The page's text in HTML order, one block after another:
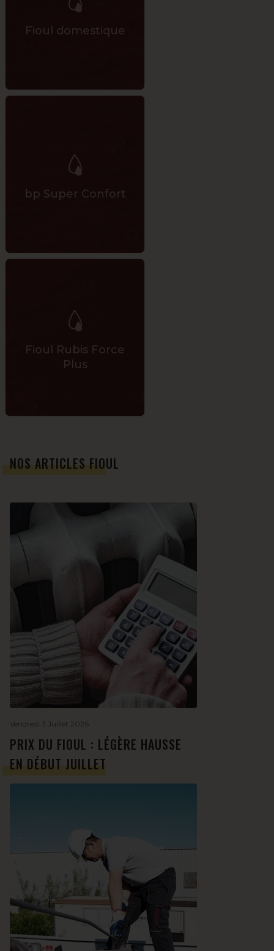
Fioul domestique
bp Super Confort
Fioul Rubis Force
Plus
NOS ARTICLES FIOUL
Vendredi 3 Juillet 2026
PRIX DU FIOUL : LÉGÈRE HAUSSE
EN DÉBUT JUILLET